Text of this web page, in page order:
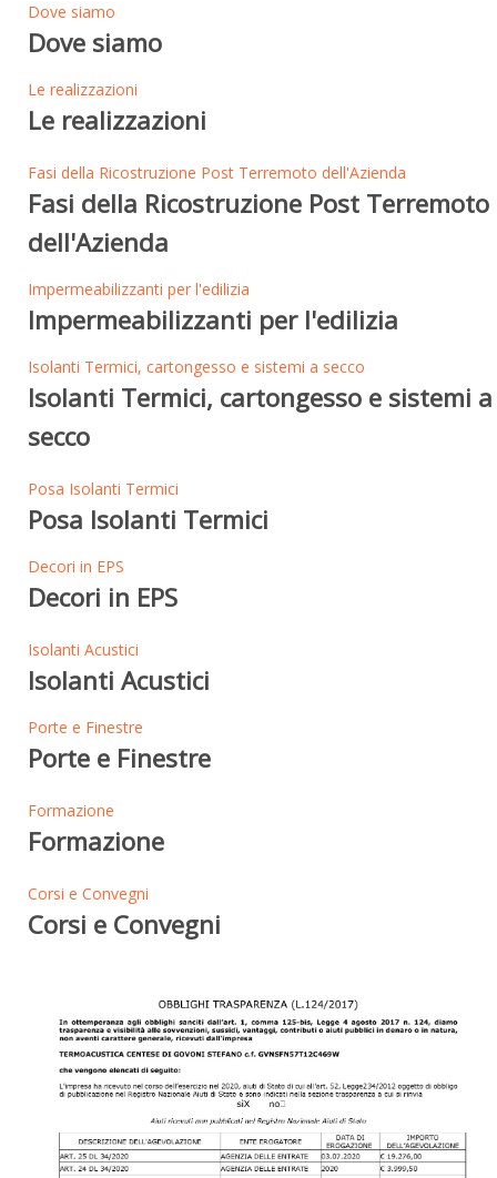
Dove siamo
Dove siamo
Le realizzazioni
Le realizzazioni
Fasi della Ricostruzione Post Terremoto dell'Azienda
Fasi della Ricostruzione Post Terremoto
dell'Azienda
Impermeabilizzanti per l'edilizia
Impermeabilizzanti per l'edilizia
Isolanti Termici, cartongesso e sistemi a secco
Isolanti Termici, cartongesso e sistemi a
secco
Posa Isolanti Termici
Posa Isolanti Termici
Decori in EPS
Decori in EPS
Isolanti Acustici
Isolanti Acustici
Porte e Finestre
Porte e Finestre
Formazione
Formazione
Corsi e Convegni
Corsi e Convegni